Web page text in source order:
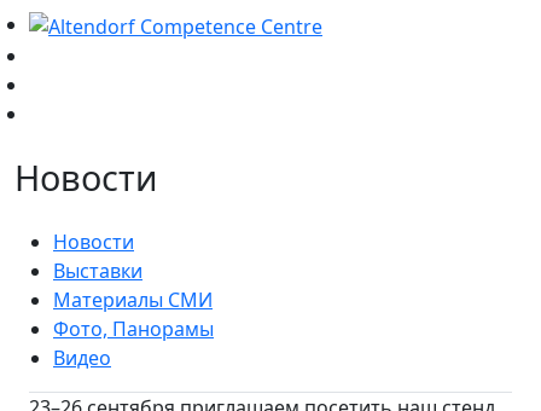
Новости
Новости
Выставки
Материалы СМИ
Фото, Панорамы
Видео